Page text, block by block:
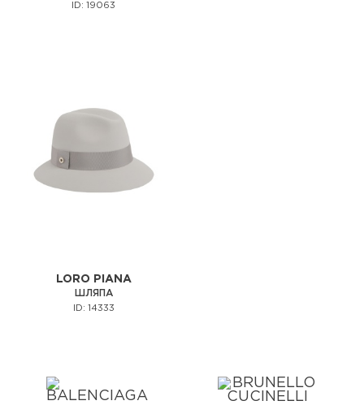
ID: 19063
LORO PIANA
ШЛЯПА
ID: 14333